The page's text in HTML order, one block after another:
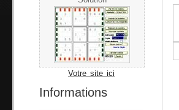
Votre site ici
Informations